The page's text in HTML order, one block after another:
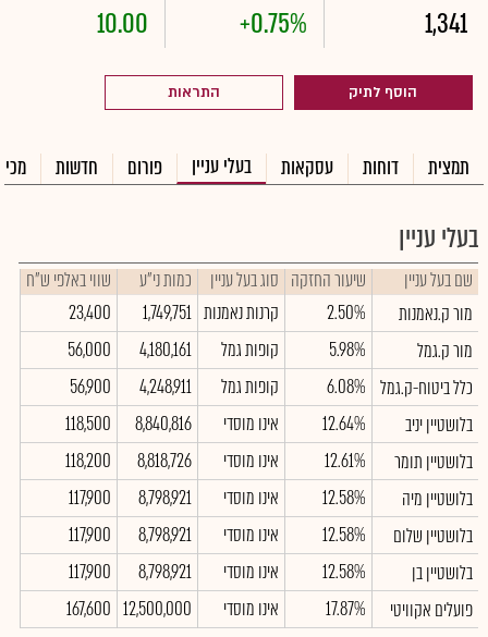
1,341
+0.75%
10.00
הוסף לתיק התראות
תמצית דוחות עסקאות בעלי עניין פורום חדשות
בעלי עניין
שם בעל עניין שיעור החזקה סוג בעל עניין כמות ני"ע
שווי באלפי ש"ח
מור ק.נאמנות
2.50% קרנות נאמנות 1,749,751
23,400
מור ק.גמל
5.98% קופות גמל 4,180,161
56,000
כלל ביטוח-ק.גמל 6.08% קופות גמל 4,248,911
56,900
בלושטיין יניב
12.64% אינו מוסדי 8,840,816
118,500
בלושטיין תומר
12.61% אינו מוסדי 8,818,726
118,200
בלושטיין מיה
12.58% אינו מוסדי 8,798,921
117,900
בלושטיין שלום
12.58% אינו מוסדי 8,798,921
117,900
בלושטיין בן
12.58% אינו מוסדי 8,798,921
117,900
פועלים אקוויטי
17.87% אינו מוסדי 12,500,000
167,600